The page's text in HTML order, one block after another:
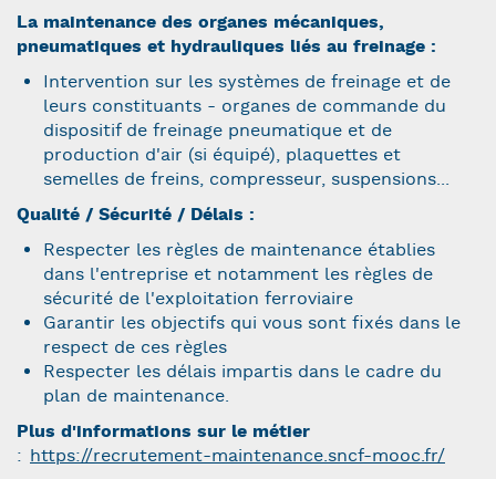
La maintenance des organes mécaniques,
pneumatiques et hydrauliques liés au freinage :
Intervention sur les systèmes de freinage et de
leurs constituants - organes de commande du
dispositif de freinage pneumatique et de
production d'air (si équipé), plaquettes et
semelles de freins, compresseur, suspensions...
Qualité / Sécurité / Délais :
Respecter les règles de maintenance établies
dans l'entreprise et notamment les règles de
sécurité de l'exploitation ferroviaire
Garantir les objectifs qui vous sont fixés dans le
respect de ces règles
Respecter les délais impartis dans le cadre du
plan de maintenance.
Plus d'informations sur le métier
: https://recrutement-maintenance.sncf-mooc.fr/